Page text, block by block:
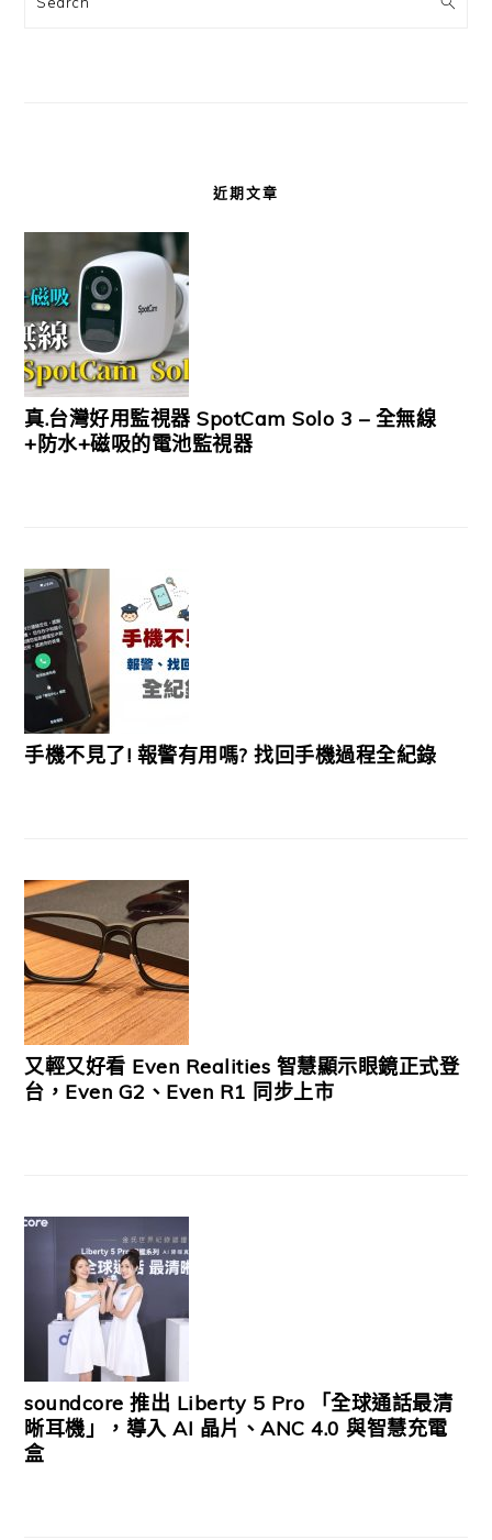
近期文章
真.台灣好用監視器 SpotCam Solo 3 – 全無線
+防水+磁吸的電池監視器
手機不見了! 報警有用嗎? 找回手機過程全紀錄
又輕又好看 Even Realities 智慧顯示眼鏡正式登
台，Even G2、Even R1 同步上市
soundcore 推出 Liberty 5 Pro 「全球通話最清
晰耳機」，導入 AI 晶片、ANC 4.0 與智慧充電
盒